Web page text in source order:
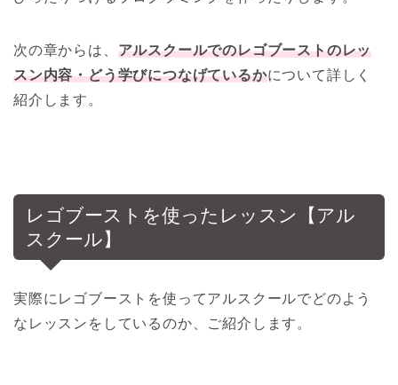
次の章からは、 アルスクールでのレゴブーストのレッ
スン内容・どう学びにつなげているかについて詳しく
紹介します。
レゴブーストを使ったレッスン【アル
スクール】
実際にレゴブーストを使ってアルスクールでどのよう
なレッスンをしているのか、ご紹介します。